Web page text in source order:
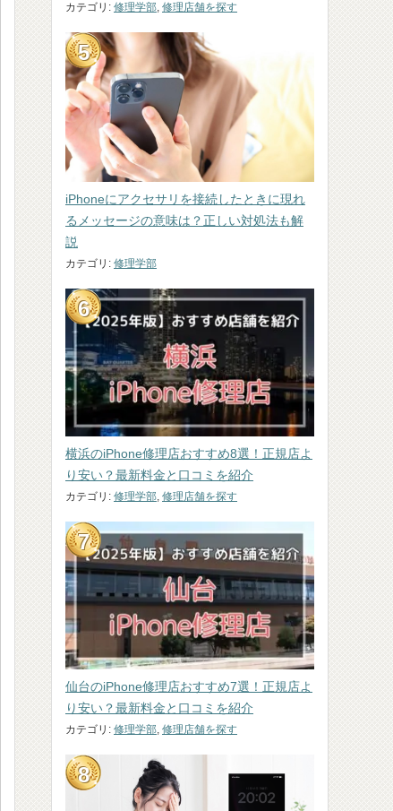
カテゴリ: 修理学部 修理店舗を探す
iPhoneにアクセサリを接続したときに現れ
るメッセージの意味は？正しい対処法も解
説
カテゴリ: 修理学部
横浜のiPhone修理店おすすめ8選！正規店よ
り安い？最新料金と口コミを紹介
カテゴリ: 修理学部 修理店舗を探す
仙台のiPhone修理店おすすめ7選！正規店よ
り安い？最新料金と口コミを紹介
カテゴリ: 修理学部 修理店舗を探す